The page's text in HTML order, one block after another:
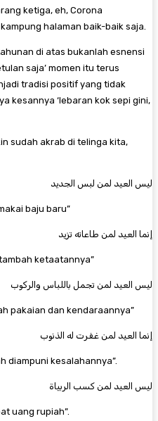
ketiga, eh, Corona
halaman baik-baik saja.
di atas bukanlah esnensi
saja’ momen itu terus
tradisi positif yang tidak
kesannya ‘lebaran kok sepi gini,
sudah akrab di telinga kita,
ليس العيد لمن لبس الجديد
baju baru”
إنما العيد لمن طاعاته تزيد
ketaatannya”
ليس العيد لمن تجمل باللباس والركوب
pakaian dan kendaraannya”
إنما العيد لمن غفرت له الذنوب
diampuni kesalahannya”.
ليس العيد لمن كسب الربياة
uang rupiah”.